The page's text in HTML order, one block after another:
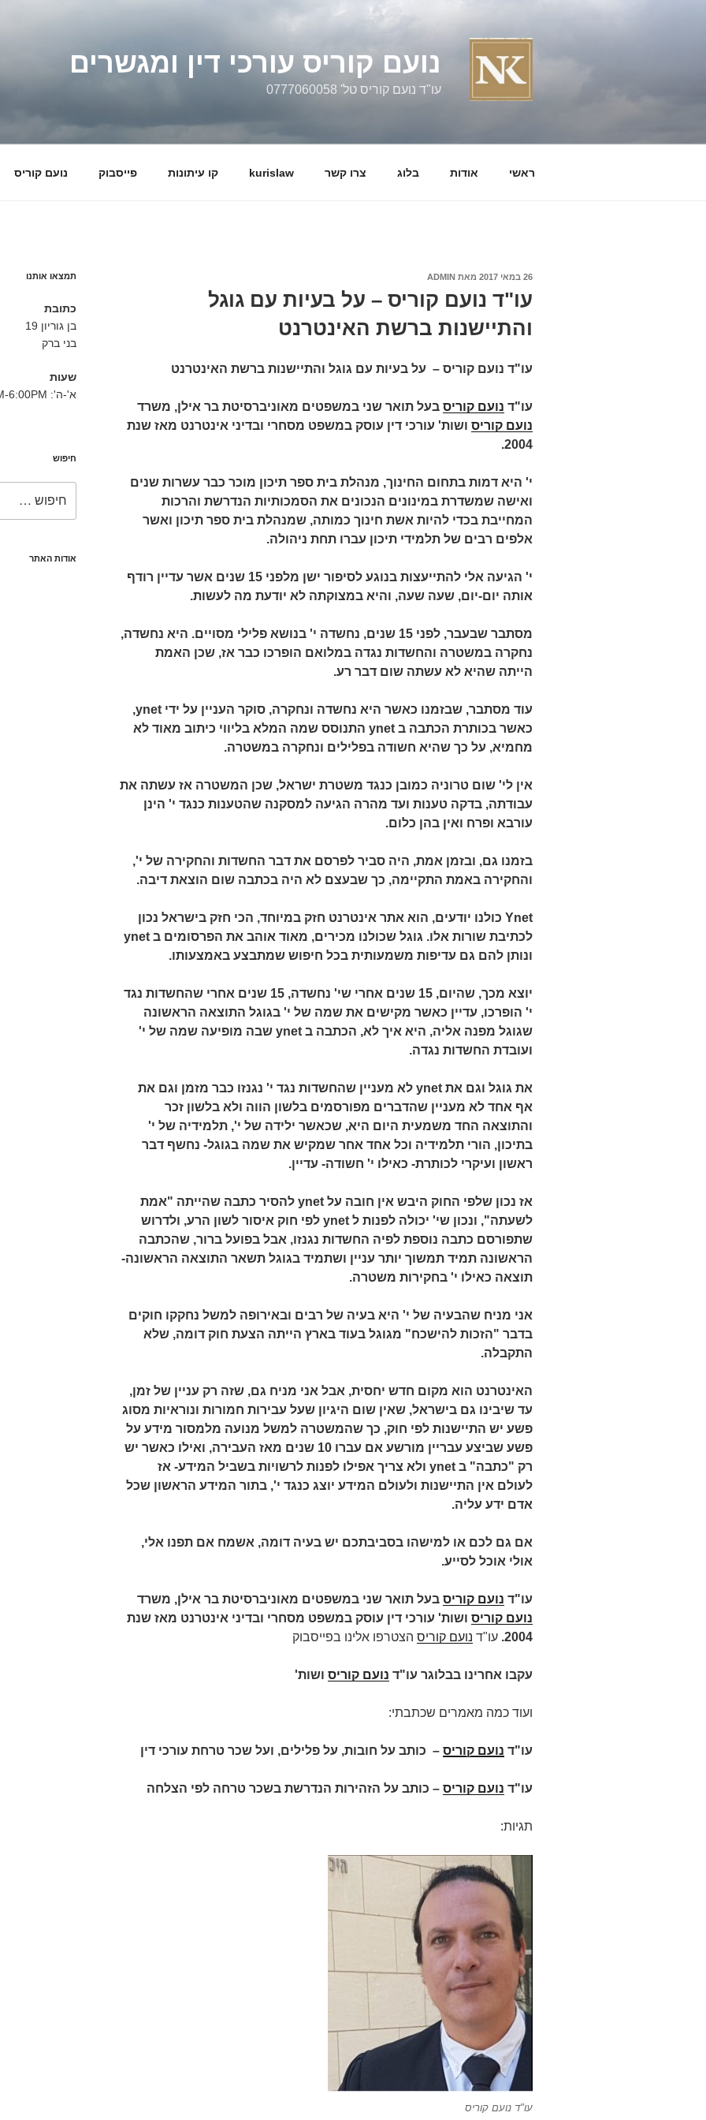
נועם קוריס עורכי דין ומגשרים
עו"ד נועם קוריס טל' 0777060058
ראשי אודות בלוג צרו קשר kurislaw קו עיתונות פייסבוק נועם קוריס
פורסם
26 במאי 2017 מאת ADMIN
עו"ד נועם קוריס – על בעיות עם גוגל
והתיישנות ברשת האינטרנט
עו"ד נועם קוריס – על בעיות עם גוגל והתיישנות ברשת האינטרנט
עו"ד נועם קוריס בעל תואר שני במשפטים מאוניברסיטת בר אילן, משרד
נועם קוריס ושות' עורכי דין עוסק במשפט מסחרי ובדיני אינטרנט מאז שנת
2004.
י' היא דמות בתחום החינוך, מנהלת בית ספר תיכון מוכר כבר עשרות שנים
ואישה שמשדרת במינונים הנכונים את הסמכותיות הנדרשת והרכות
המחייבת בכדי להיות אשת חינוך כמותה, שמנהלת בית ספר תיכון ואשר
אלפים רבים של תלמידי תיכון עברו תחת ניהולה.
י' הגיעה אלי להתייעצות בנוגע לסיפור ישן מלפני 15 שנים אשר עדיין רודף
אותה יום-יום, שעה שעה, והיא במצוקתה לא יודעת מה לעשות.
מסתבר שבעבר, לפני 15 שנים, נחשדה י' בנושא פלילי מסויים. היא נחשדה,
נחקרה במשטרה והחשדות נגדה במלואם הופרכו כבר אז, שכן האמת
הייתה שהיא לא עשתה שום דבר רע.
עוד מסתבר, שבזמנו כאשר היא נחשדה ונחקרה, סוקר העניין על ידי ynet
,
כאשר בכותרת הכתבה ב ynet התנוסס שמה המלא בליווי כיתוב מאוד לא
מחמיא, על כך שהיא חשודה בפלילים ונחקרה במשטרה.
אין לי' שום טרוניה כמובן כנגד משטרת ישראל, שכן המשטרה אז עשתה את
עבודתה, בדקה טענות ועד מהרה הגיעה למסקנה שהטענות כנגד י' הינן
עורבא ופרח ואין בהן כלום.
בזמנו גם, ובזמן אמת, היה סביר לפרסם את דבר החשדות והחקירה של י',
והחקירה באמת התקיימה, כך שבעצם לא היה בכתבה שום הוצאת דיבה.
Ynet כולנו יודעים, הוא אתר אינטרנט חזק במיוחד, הכי חזק בישראל נכון
לכתיבת שורות אלו. גוגל שכולנו מכירים, מאוד אוהב את הפרסומים ב ynet
ונותן להם גם עדיפות משמעותית בכל חיפוש שמתבצע באמצעותו.
יוצא מכך, שהיום, 15 שנים אחרי שי' נחשדה, 15 שנים אחרי שהחשדות נגד
י' הופרכו, עדיין כאשר מקישים את שמה של י' בגוגל התוצאה הראשונה
שגוגל מפנה אליה, היא איך לא, הכתבה ב ynet שבה מופיעה שמה של י'
ועובדת החשדות נגדה.
את גוגל וגם את ynet לא מעניין שהחשדות נגד י' נגנזו כבר מזמן וגם את
אף אחד לא מעניין שהדברים מפורסמים בלשון הווה ולא בלשון זכר
והתוצאה החד משמעית היום היא, שכאשר ילידה של י', תלמידיה של י'
בתיכון, הורי תלמידיה וכל אחד אחר שמקיש את שמה בגוגל- נחשף דבר
ראשון ועיקרי לכותרת- כאילו י' חשודה- עדיין.
אז נכון שלפי החוק היבש אין חובה על ynet להסיר כתבה שהייתה "אמת
לשעתה", ונכון שי' יכולה לפנות ל ynet לפי חוק איסור לשון הרע, ולדרוש
שתפורסם כתבה נוספת לפיה החשדות נגנזו, אבל בפועל ברור, שהכתבה
הראשונה תמיד תמשוך יותר עניין ושתמיד בגוגל תשאר התוצאה הראשונה-
תוצאה כאילו י' בחקירות משטרה.
אני מניח שהבעיה של י' היא בעיה של רבים ובאירופה למשל נחקקו חוקים
בדבר "הזכות להישכח" מגוגל בעוד בארץ הייתה הצעת חוק דומה, שלא
התקבלה.
האינטרנט הוא מקום חדש יחסית, אבל אני מניח גם, שזה רק עניין של זמן,
עד שיבינו גם בישראל, שאין שום היגיון שעל עבירות חמורות ונוראיות מסוג
פשע יש התיישנות לפי חוק, כך שהמשטרה למשל מנועה מלמסור מידע על
פשע שביצע עבריין מורשע אם עברו 10 שנים מאז העבירה, ואילו כאשר יש
רק "כתבה" ב ynet ולא צריך אפילו לפנות לרשויות בשביל המידע- אז
לעולם אין התיישנות ולעולם המידע יוצג כנגד י', בתור המידע הראשון שכל
אדם ידע עליה.
אם גם לכם או למישהו בסביבתכם יש בעיה דומה, אשמח אם תפנו אלי,
אולי אוכל לסייע.
עו"ד נועם קוריס בעל תואר שני במשפטים מאוניברסיטת בר אילן, משרד
נועם קוריס ושות' עורכי דין עוסק במשפט מסחרי ובדיני אינטרנט מאז שנת
2004. עו"ד נועם קוריס הצטרפו אלינו בפייסבוק
עקבו אחרינו בבלוגר עו"ד נועם קוריס ושות'
ועוד כמה מאמרים שכתבתי:
עו"ד נועם קוריס – כותב על חובות, על פלילים, ועל שכר טרחת עורכי דין
עו"ד נועם קוריס – כותב על הזהירות הנדרשת בשכר טרחה לפי הצלחה
תגיות:
עו"ד נועם קוריס
תמצאו אותנו
כתובת
בן גוריון 19
בני ברק
שעות
א'-ה': 8:30AM-6:00PM
חיפוש
אודות האתר